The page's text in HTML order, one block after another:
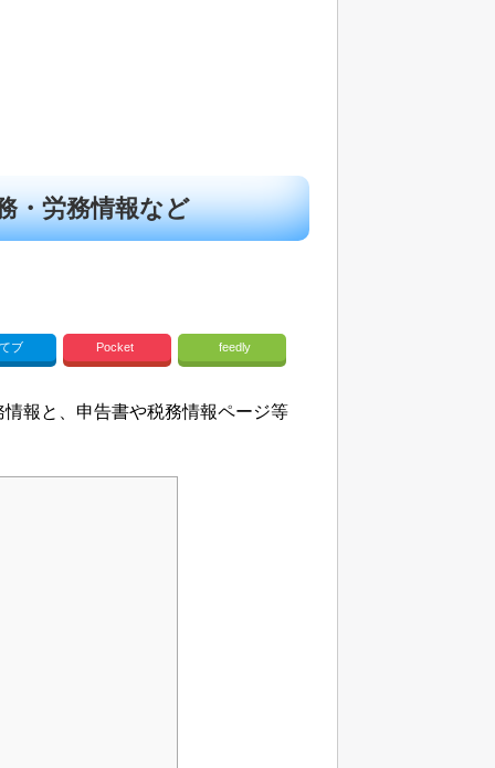
・労務情報など
ブ Pocket feedly
報と、申告書や税務情報ページ等